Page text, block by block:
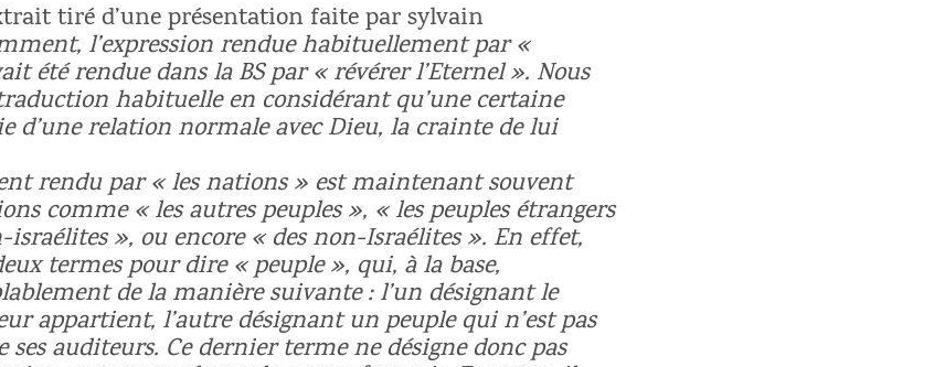
tiré d’une présentation faite par sylvain
l’expression rendue habituellement par «
été rendue dans la BS par « révérer l’Eternel ». Nous
habituelle en considérant qu’une certaine
d’une relation normale avec Dieu, la crainte de lui
rendu par « les nations » est maintenant souvent
comme « les autres peuples », « les peuples étrangers
israélites », ou encore « des non-Israélites ». En effet,
termes pour dire « peuple », qui, à la base,
de la manière suivante : l’un désignant le
appartient, l’autre désignant un peuple qui n’est pas
auditeurs. Ce dernier terme ne désigne donc pas